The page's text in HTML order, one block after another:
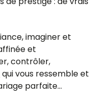
imaginer et
et
contrôler,
qui vous ressemble et
parfaite...